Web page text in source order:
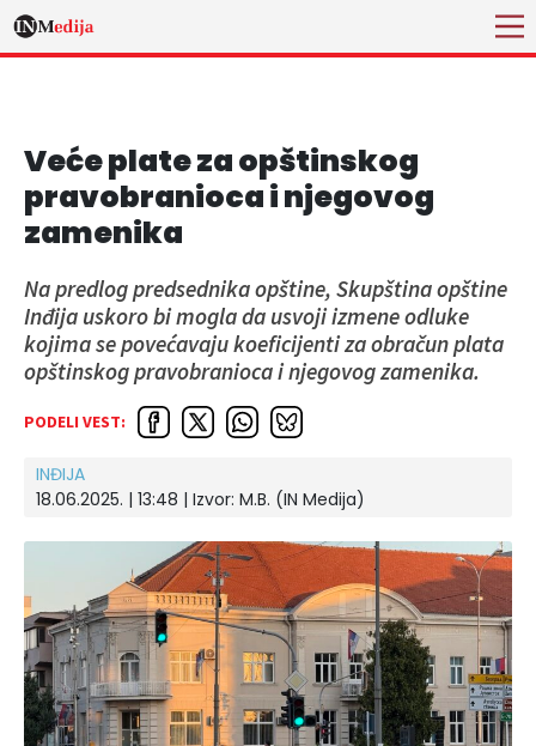
Veće plate za opštinskog
pravobranioca i njegovog
zamenika
Na predlog predsednika opštine, Skupština opštine
Inđija uskoro bi mogla da usvoji izmene odluke
kojima se povećavaju koeficijenti za obračun plata
opštinskog pravobranioca i njegovog zamenika.
PODELI VEST:
INĐIJA
18.06.2025. | 13:48 | Izvor: M.B. (IN Medija)